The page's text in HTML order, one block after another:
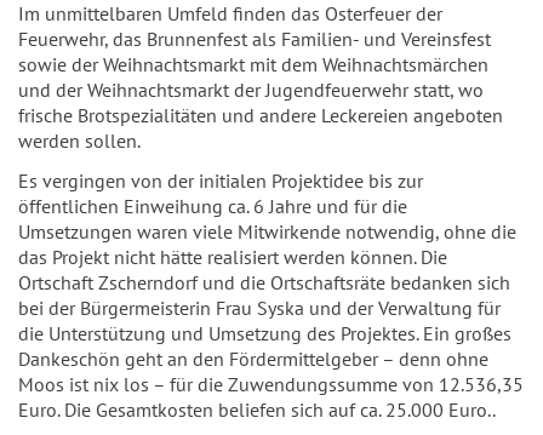
Im unmittelbaren Umfeld finden das Osterfeuer der
Feuerwehr, das Brunnenfest als Familien- und Vereinsfest
sowie der Weihnachtsmarkt mit dem Weihnachtsmärchen
und der Weihnachtsmarkt der Jugendfeuerwehr statt, wo
frische Brotspezialitäten und andere Leckereien angeboten
werden sollen.
Es vergingen von der initialen Projektidee bis zur
öffentlichen Einweihung ca. 6 Jahre und für die
Umsetzungen waren viele Mitwirkende notwendig, ohne die
das Projekt nicht hätte realisiert werden können. Die
Ortschaft Zscherndorf und die Ortschaftsräte bedanken sich
bei der Bürgermeisterin Frau Syska und der Verwaltung für
die Unterstützung und Umsetzung des Projektes. Ein großes
Dankeschön geht an den Fördermittelgeber – denn ohne
Moos ist nix los – für die Zuwendungssumme von 12.536,35
Euro. Die Gesamtkosten beliefen sich auf ca. 25.000 Euro..